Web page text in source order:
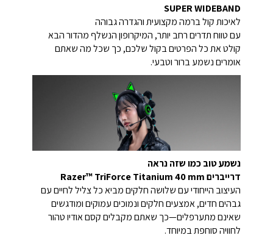
SUPER WIDEBAND
לאיכות קול ברמה מקצועית והגדרה גבוהה
עם טווח תדרים רחב יותר, המיקרופון הנשלף מהדור הבא
קולט את כל הפרטים בקול שלכם, כך שכל מה שאתם
אומרים נשמע ברור וטבעי.
נשמע טוב כמו שזה נראה
דרייברים Razer™ TriForce Titanium 40 mm
העיצוב הייחודי עם שלושה חלקים מביא כל צליל לחיים עם
גבהים חדים, אמצעים חלקים ונמוכים עמוקים ומודגשים
שאינם מתערפלים—כך שאתם מקבלים קסם אודיו טהור
לחוויה סוחפת במיוחד.